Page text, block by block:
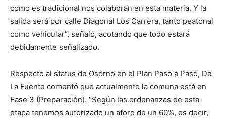
como es tradicional nos colaboran en esta materia. Y la
salida será por calle Diagonal Los Carrera, tanto peatonal
como vehicular”, señaló, acotando que todo estará
debidamente señalizado.
Respecto al status de Osorno en el Plan Paso a Paso, De
La Fuente comentó que actualmente la comuna está en
Fase 3 (Preparación). “Según las ordenanzas de esta
etapa tenemos autorizado un aforo de un 60%, es decir,